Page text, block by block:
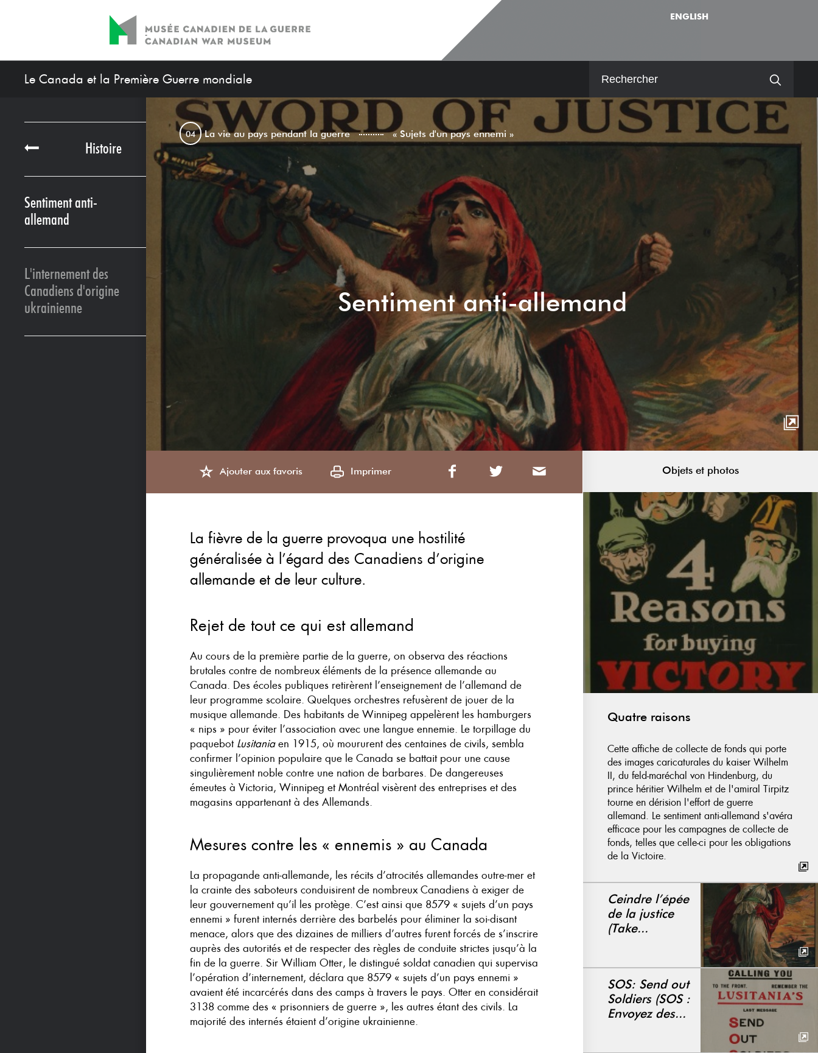
ENGLISH
Histoire
Sentiment anti-
allemand
L'internement des
Canadiens d'origine
ukrainienne
Le Canada et la Première Guerre mondiale
04 La vie au pays pendant la guerre « Sujets d'un pays ennemi »
Sentiment anti-allemand
Ajouter aux favoris Imprimer
La fièvre de la guerre provoqua une hostilité
généralisée à l’égard des Canadiens d’origine
allemande et de leur culture.
Rejet de tout ce qui est allemand
Au cours de la première partie de la guerre, on observa des réactions
brutales contre de nombreux éléments de la présence allemande au
Canada. Des écoles publiques retirèrent l’enseignement de l’allemand de
leur programme scolaire. Quelques orchestres refusèrent de jouer de la
musique allemande. Des habitants de Winnipeg appelèrent les hamburgers
« nips » pour éviter l’association avec une langue ennemie. Le torpillage du
paquebot Lusitaniaen 1915, où moururent des centaines de civils, sembla
confirmer l’opinion populaire que le Canada se battait pour une cause
singulièrement noble contre une nation de barbares. De dangereuses
émeutes à Victoria, Winnipeg et Montréal visèrent des entreprises et des
magasins appartenant à des Allemands.
Mesures contre les « ennemis » au Canada
La propagande anti-allemande, les récits d’atrocités allemandes outre-mer et
la crainte des saboteurs conduisirent de nombreux Canadiens à exiger de
leur gouvernement qu’il les protège. C’est ainsi que 8579 « sujets d’un pays
ennemi » furent internés derrière des barbelés pour éliminer la soi-disant
menace, alors que des dizaines de milliers d’autres furent forcés de s’inscrire
auprès des autorités et de respecter des règles de conduite strictes jusqu’à la
fin de la guerre. Sir William Otter, le distingué soldat canadien qui supervisa
l’opération d’internement, déclara que 8579 « sujets d’un pays ennemi »
avaient été incarcérés dans des camps à travers le pays. Otter en considérait
3138 comme des « prisonniers de guerre », les autres étant des civils. La
majorité des internés étaient d’origine ukrainienne.
Objets et photos
Quatre raisons
Cette affiche de collecte de fonds qui porte
des images caricaturales du kaiser Wilhelm
II, du feld-maréchal von Hindenburg, du
prince héritier Wilhelm et de l'amiral Tirpitz
tourne en dérision l'effort de guerre
allemand. Le sentiment anti-allemand s'avéra
efficace pour les campagnes de collecte de
fonds, telles que celle-ci pour les obligations
de la Victoire.
Ceindre l’épée
de la justice
(Take...
SOS: Send out
Soldiers (SOS :
Envoyez des...